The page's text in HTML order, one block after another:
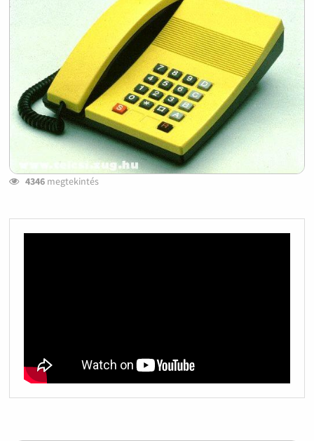
4346megtekintés